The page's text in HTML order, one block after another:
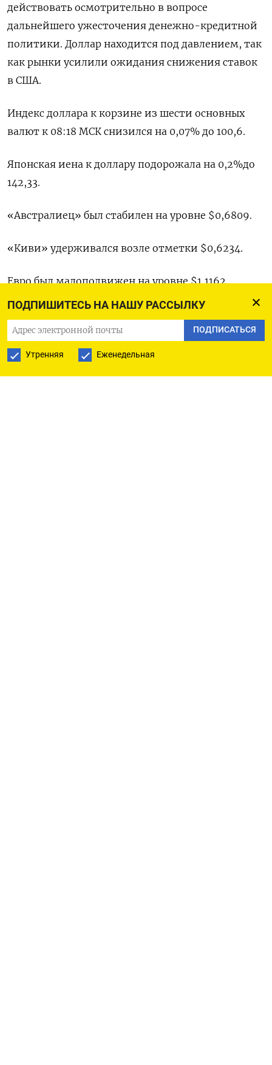
ПОДПИШИТЕСЬ НА НАШУ РАССЫЛКУ
ПОДПИСАТЬСЯ
Утренняя Еженедельная
действовать осмотрительно в вопросе
дальнейшего ужесточения денежно-кредитной
политики. Доллар находится под давлением, так
как рынки усилили ожидания снижения ставок
в США.
Индекс доллара к корзине из шести основных
валют к 08:18 МСК снизился на 0,07% до 100,6​.
Японская иена к доллару подорожала на 0,2%​ до
142,33.
«Австралиец» был стабилен на уровне $0,6809​.
«Киви» удерживался возле отметки $0,6234​.
Евро был малоподвижен на уровне $1,1162​.
Фунт стерлингов не показывал ярко выраженной
динамики, торгуясь у отметки $1,3285​.
Швейцарский франк поднялся на 0,13% до 0,8466​